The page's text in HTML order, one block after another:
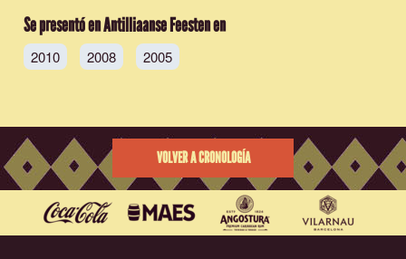
Se presentó en Antilliaanse Feesten en
2010 2008 2005
VOLVER A CRONOLOGÍA